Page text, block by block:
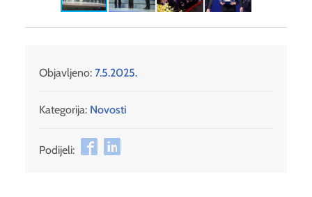
Objavljeno: 7.5.2025.
Kategorija: Novosti
Podijeli: